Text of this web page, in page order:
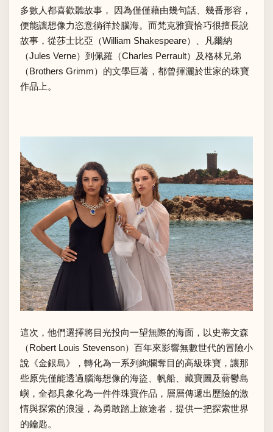
多數人都喜歡聽故事， 因為僅僅藉由幾句話、幾番形容，
便能讓想像力恣意徜徉於腦海。而梵克雅寶恰巧很擅長說
故事，從莎士比亞（William Shakespeare）、凡爾納
（Jules Verne）到佩羅（Charles Perrault）及格林兄弟
（Brothers Grimm）的文學巨著，都曾揮灑於世家的珠寶
作品上。
這次，他們選擇將目光投向一望無際的海面，以史蒂文森
（Robert Louis Stevenson）百年來影響無數世代的冒險小
說《金銀島》，轉化為一系列絢爛奪目的高級珠寶，讓那
些原先僅能透過腦海想像的海盜、帆船、藏寶圖及蓊鬱島
嶼，全都具象化為一件件珠寶作品，層層傳遞出歷險的激
情與探索的浪漫，為勇敢踏上旅途者，提供一把探索世界
的鑰匙。